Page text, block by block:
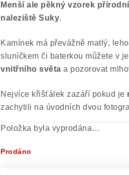
Menší ale pěkný vzorek
naleziště Suky.
Kamínek má převážně matlý,
sluníčkem či baterkou můžete v
vnitřního světa a pozorovat
Nejvíce křišťálek zazáří pokud je
zachytili na úvodních dvou
Položka byla vyprodána…
Prodáno